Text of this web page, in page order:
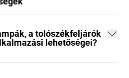
a tolószékfeljárók
lehetőségei?